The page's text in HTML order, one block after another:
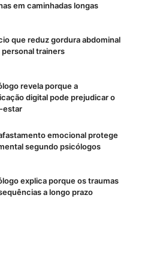
em caminhadas longas
que reduz gordura abdominal
trainers
revela porque a
digital pode prejudicar o
estar
emocional protege
segundo psicólogos
explica porque os traumas
a longo prazo